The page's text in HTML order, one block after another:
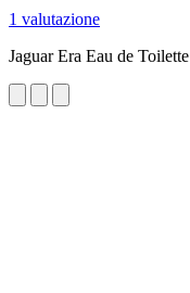
1 valutazione
Jaguar Era Eau de Toilette